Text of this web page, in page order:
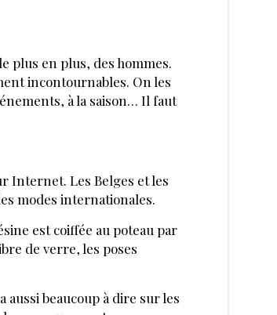
LOIN :
VOD/USB
main et de l'ongle
INSTITUT LAUGIER